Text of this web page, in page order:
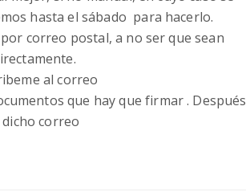
hasta el sábado para hacerlo.
correo postal, a no ser que sean
al correo
que hay que firmar . Después
correo